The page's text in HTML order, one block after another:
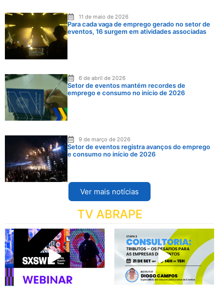
11 de maio de 2026
Para cada vaga de emprego gerado no setor de
eventos, 16 surgem em atividades associadas
6 de abril de 2026
Setor de eventos mantém recordes de
emprego e consumo no início de 2026
9 de março de 2026
Setor de eventos registra avanços do emprego
e consumo no início de 2026
Ver mais notícias
TV ABRAPE